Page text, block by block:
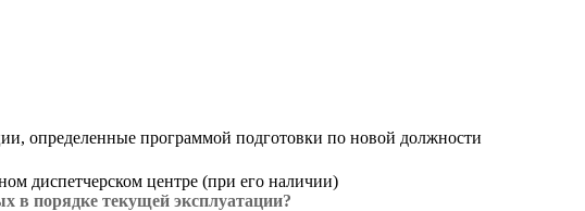
определенные программой подготовки по новой должности
диспетчерском центре (при его наличии)
в порядке текущей эксплуатации?